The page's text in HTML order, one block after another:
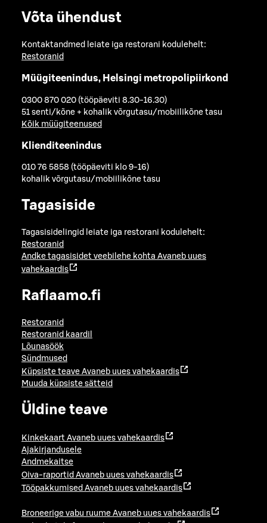
Võta ühendust
Kontaktandmed leiate iga restorani kodulehelt:
Restoranid
Müügiteenindus, Helsingi metropolipiirkond
0300 870 020 (tööpäeviti 8.30-16.30)
51 senti/kõne + kohalik võrgutasu/mobiilikõne tasu
Kõik müügiteenused
Klienditeenindus
010 76 5858 (tööpäeviti klo 9-16)
kohalik võrgutasu/mobiilikõne tasu
Tagasiside
Tagasisidelingid leiate iga restorani kodulehelt:
Restoranid
Andke tagasisidet veebilehe kohta Avaneb uues
vahekaardis
Raflaamo.fi
Restoranid
Restoranid kaardil
Lõunasöök
Sündmused
Küpsiste teave Avaneb uues vahekaardis
Muuda küpsiste sätteid
Üldine teave
Kinkekaart Avaneb uues vahekaardis
Ajakirjandusele
Andmekaitse
Oiva-raportid Avaneb uues vahekaardis
Tööpakkumised Avaneb uues vahekaardis
Broneerige vabu ruume Avaneb uues vahekaardis